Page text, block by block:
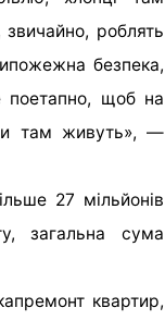
роблять
безпека,
поетапно, щоб на
там живуть», —
27 мільйонів
загальна сума
квартир,